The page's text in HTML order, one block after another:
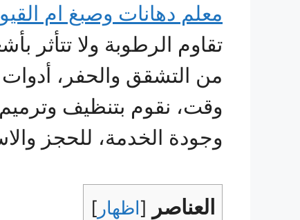
معلم دهانات وصبغ ام
تقاوم الرطوبة ولا تتأثر
من التشقق والحفر،
وقت، نقوم بتنظيف
وجودة الخدمة، للحجز
العناصر [اظهار ]